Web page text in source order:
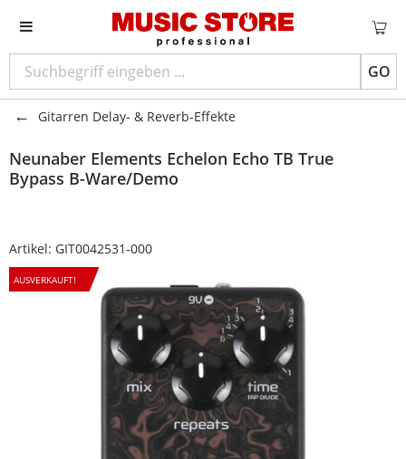
GO
Gitarren Delay- & Reverb-Effekte
Neunaber Elements Echelon Echo TB True
Bypass B-Ware/Demo
Artikel: GIT0042531-000
AUSVERKAUFT!